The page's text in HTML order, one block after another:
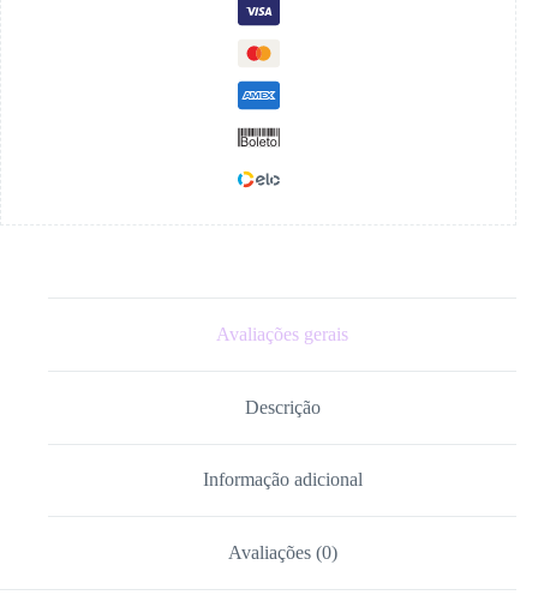
Avaliações gerais
Descrição
Informação adicional
Avaliações (0)